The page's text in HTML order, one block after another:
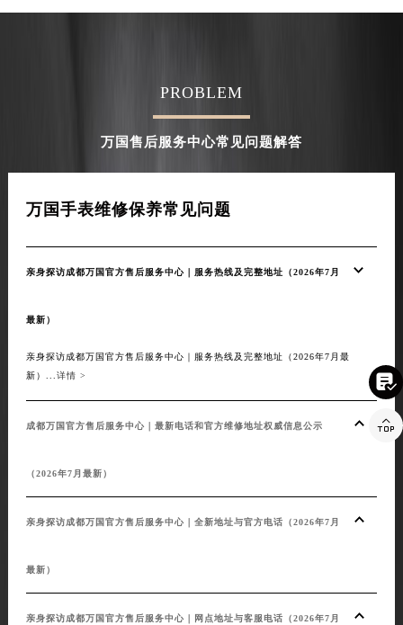
PROBLEM
万国售后服务中心常见问题解答
万国手表维修保养常见问题
亲身探访成都万国官方售后服务中心｜服务热线及完整地址（2026年7月
最新）
亲身探访成都万国官方售后服务中心｜服务热线及完整地址（2026年7月最
新）... 详情 >
成都万国官方售后服务中心｜最新电话和官方维修地址权威信息公示
（2026年7月最新）
亲身探访成都万国官方售后服务中心｜全新地址与官方电话（2026年7月
最新）
亲身探访成都万国官方售后服务中心｜网点地址与客服电话（2026年7月

